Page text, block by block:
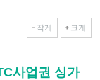
작게 크게
사업권 싱가